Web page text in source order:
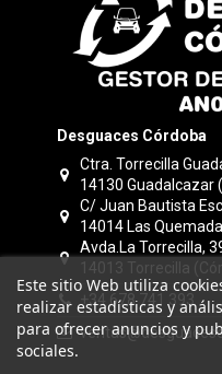
Desguaces Córdoba
Ctra. Torrecilla
14130 Guadalcazar
C/ Juan Bautista
14014 Las
Avda.La Torrecilla,
14013 Torrecilla
+34 678 741 393
Este sitio Web utiliza
realizar estadísticas y
para ofrecer anuncios y
sociales.